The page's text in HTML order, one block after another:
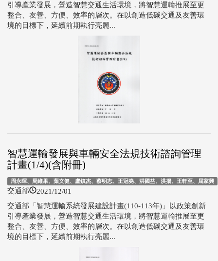
引導產業發展，營造智慧交通生活環境，將智慧運輸推展至更
整合、友善、方便、效率的層次。在以創造低碳交通及友善環
境的目標下，延續前期執行亮麗...
智慧運輸發展與車輛安全法規技術諮詢管理
計畫(1/4)(含附冊)
周永暉、周維果、葉文健、盧鎮杰、蔡明志、王冠堯、洪國益、洪揚、王軒至、屈家興
交通部 2021/12/01
交通部「智慧運輸系統發展建設計畫(110-113年)」以政策創新
引導產業發展，營造智慧交通生活環境，將智慧運輸推展至更
整合、友善、方便、效率的層次。在以創造低碳交通及友善環
境的目標下，延續前期執行亮麗...